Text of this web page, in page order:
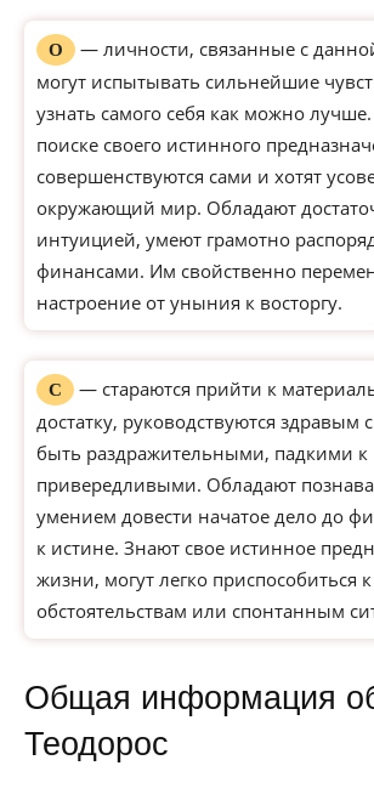
О
— личности, связанные с
могут испытывать сильнейшие
узнать самого себя как можно лучше.
поиске своего истинного
совершенствуются сами и хотят
окружающий мир. Обладают
интуицией, умеют грамотно
финансами. Им свойственно
настроение от уныния к восторгу.
С
— стараются прийти к
достатку, руководствуются здравым
быть раздражительными, падкими к
привередливыми. Обладают
умением довести начатое дело до
к истине. Знают свое истинное
жизни, могут легко приспособиться
обстоятельствам или спонтанным
Общая информация
Теодорос